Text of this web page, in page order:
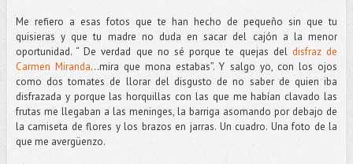
Me refiero a esas fotos que te han hecho de pequeño sin que tu
quisieras y que tu madre no duda en sacar del cajón a la menor
oportunidad. “ De verdad que no sé porque te quejas del disfraz de
Carmen Miranda…mira que mona estabas”. Y salgo yo, con los ojos
como dos tomates de llorar del disgusto de no saber de quien iba
disfrazada y porque las horquillas con las que me habían clavado las
frutas me llegaban a las meninges, la barriga asomando por debajo de
la camiseta de flores y los brazos en jarras. Un cuadro. Una foto de la
que me avergüenzo.